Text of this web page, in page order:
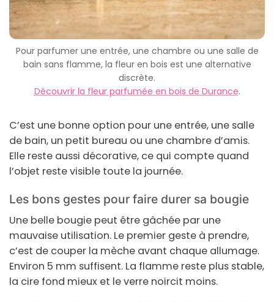
Pour parfumer une entrée, une chambre ou une salle de
bain sans flamme, la fleur en bois est une alternative
discrète.
Découvrir la fleur parfumée en bois de Durance.
C’est une bonne option pour une entrée, une salle
de bain, un petit bureau ou une chambre d’amis.
Elle reste aussi décorative, ce qui compte quand
l’objet reste visible toute la journée.
Les bons gestes pour faire durer sa bougie
Une belle bougie peut être gâchée par une
mauvaise utilisation. Le premier geste à prendre,
c’est de couper la mèche avant chaque allumage.
Environ 5 mm suffisent. La flamme reste plus stable,
la cire fond mieux et le verre noircit moins.